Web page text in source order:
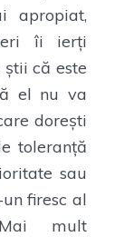
apropiat,
îi ierți
că este
el nu va
dorești
toleranță
sau
firesc al
mult